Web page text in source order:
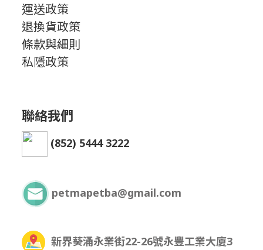
運送政策
退換貨政策
條款與細則
私隱政策
聯絡我們
(852) 5444 3222
petmapetba@gmail.com
新界葵涌永業街22-26號永豐工業大廈3